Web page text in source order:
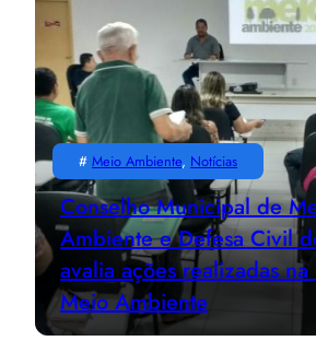
# Meio Ambiente, Notícias
Conselho Municipal de
Ambiente e Defesa Civil
avalia ações realizadas
Meio Ambiente